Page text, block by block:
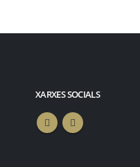
XARXES SOCIALS